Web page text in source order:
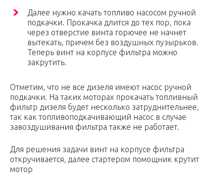
Далее нужно качать топливо насосом ручной
подкачки. Прокачка длится до тех пор, пока
через отверстие винта горючее не начнет
вытекать, причем без воздушных пузырьков.
Теперь винт на корпусе фильтра можно
закрутить.
Отметим, что не все дизеля имеют насос ручной
подкачки. На таких моторах прокачать топливный
фильтр дизеля будет несколько затруднительнее,
так как топливоподкачивающий насос в случае
завоздушивания фильтра также не работает.
Для решения задачи винт на корпусе фильтра
откручивается, далее стартером помощник крутит
мотор